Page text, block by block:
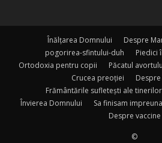
Înălțarea Domnului
Despre
pogorirea-sfintului-duh
Piedici
Ortodoxia pentru copii
Păcatul
Crucea preoției
Frământările sufletești ale tinerilor
Învierea Domnului
Sa finisam
Despre vaccine
©